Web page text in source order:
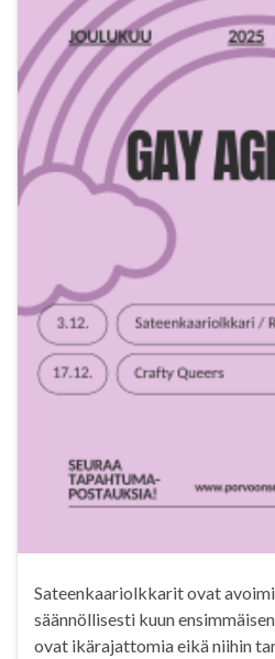
Sateenkaariolkkarit ovat
säännöllisesti kuun
ovat ikärajattomia eikä niihin